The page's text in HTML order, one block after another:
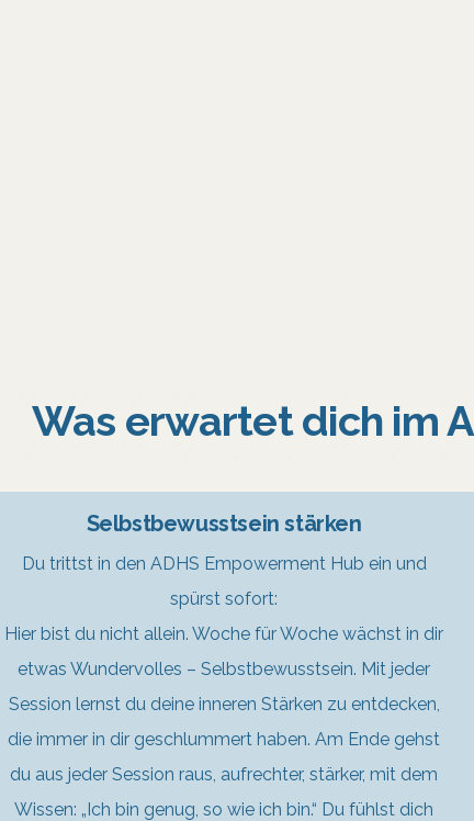
Was erwartet dich im
Selbstbewusstsein stärken
Du trittst in den ADHS Empowerment Hub ein und
spürst sofort:
Hier bist du nicht allein. Woche für Woche wächst in dir
etwas Wundervolles – Selbstbewusstsein. Mit jeder
Session lernst du deine inneren Stärken zu entdecken,
die immer in dir geschlummert haben. Am Ende gehst
du aus jeder Session raus, aufrechter, stärker, mit dem
Wissen: „Ich bin genug, so wie ich bin.“ Du fühlst dich